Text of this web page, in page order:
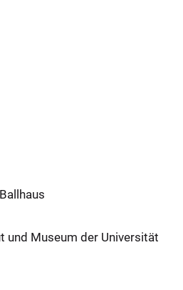
und Museum der Universität